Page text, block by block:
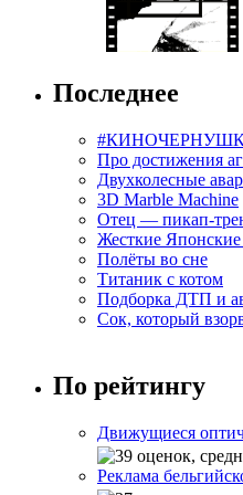
Последнее
Про достижения
Двухколесные
3D Marble Machine
Отец — пикап-
Жесткие
Полёты во сне
Титаник с котом
Подборка ДТП и
Сок, который
По рейтингу
Движущиеся
Реклама